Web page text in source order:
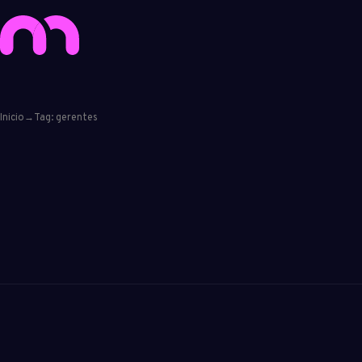
Inicio→Tag: gerentes